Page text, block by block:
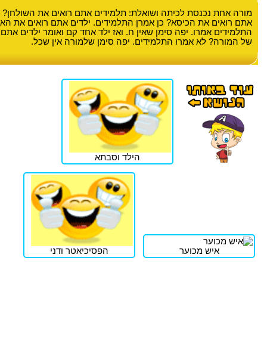
מורה אחת נכנסת לכיתה ושואלת: תלמידים אתם רואים את השולחן?
אתם רואים את הכיסא? כן אמרן התלמידים. ילדים אתם רואים את
התלמידים אמרו. יפה סימן שאין ח. ואז ילד אחד קם ואומר ילדים
של המורה? לא אמרו התלמידים. יפה סימן שלמורה אין שכל.
הילד וסבתא
איש מכוער הפסיכיאטר ודני